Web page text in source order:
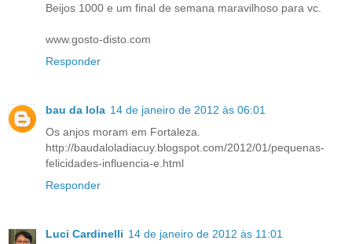
Beijos 1000 e um final de semana maravilhoso para vc.
www.gosto-disto.com
Responder
bau da lola 14 de janeiro de 2012 às 06:01
Os anjos moram em Fortaleza.
http://baudaloladiacuy.blogspot.com/2012/01/pequenas-
felicidades-influencia-e.html
Responder
Luci Cardinelli 14 de janeiro de 2012 às 11:01